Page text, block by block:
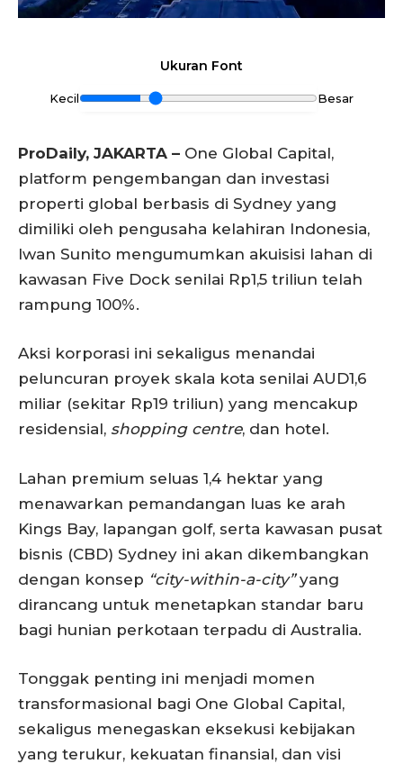
Ukuran Font
Kecil Besar
ProDaily, JAKARTA – One Global Capital,
platform pengembangan dan investasi
properti global berbasis di Sydney yang
dimiliki oleh pengusaha kelahiran Indonesia,
Iwan Sunito mengumumkan akuisisi lahan di
kawasan Five Dock senilai Rp1,5 triliun telah
rampung 100%.
Aksi korporasi ini sekaligus menandai
peluncuran proyek skala kota senilai AUD1,6
miliar (sekitar Rp19 triliun) yang mencakup
residensial, shopping centre, dan hotel.
Lahan premium seluas 1,4 hektar yang
menawarkan pemandangan luas ke arah
Kings Bay, lapangan golf, serta kawasan pusat
bisnis (CBD) Sydney ini akan dikembangkan
dengan konsep “city-within-a-city”yang
dirancang untuk menetapkan standar baru
bagi hunian perkotaan terpadu di Australia.
Tonggak penting ini menjadi momen
transformasional bagi One Global Capital,
sekaligus menegaskan eksekusi kebijakan
yang terukur, kekuatan finansial, dan visi